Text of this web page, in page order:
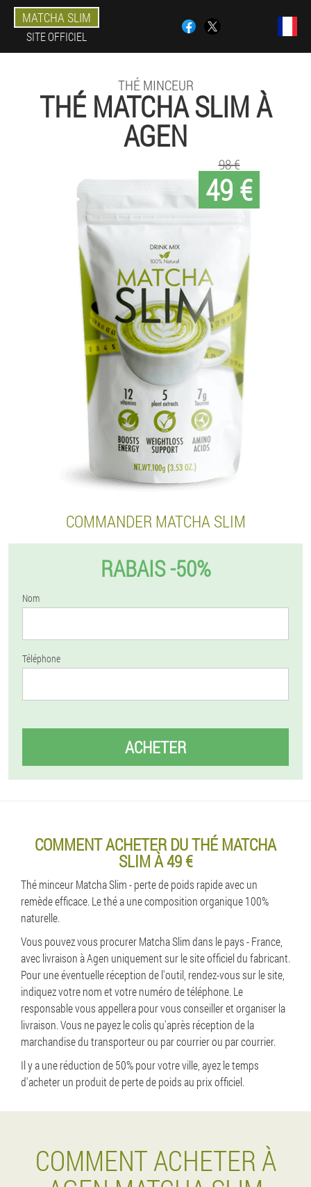
MATCHA SLIM
SITE OFFICIEL
THÉ MINCEUR
THÉ MATCHA SLIM À
AGEN
49 €
98 €
COMMANDER MATCHA SLIM
RABAIS -50%
Nom
Téléphone
ACHETER
COMMENT ACHETER DU THÉ MATCHA
SLIM À 49 €
Thé minceur Matcha Slim - perte de poids rapide avec un
remède efficace. Le thé a une composition organique 100%
naturelle.
Vous pouvez vous procurer Matcha Slim dans le pays - France,
avec livraison à Agen uniquement sur le site officiel du fabricant.
Pour une éventuelle réception de l'outil, rendez-vous sur le site,
indiquez votre nom et votre numéro de téléphone. Le
responsable vous appellera pour vous conseiller et organiser la
livraison. Vous ne payez le colis qu'après réception de la
marchandise du transporteur ou par courrier ou par courrier.
Il y a une réduction de 50% pour votre ville, ayez le temps
d'acheter un produit de perte de poids au prix officiel.
COMMENT ACHETER À